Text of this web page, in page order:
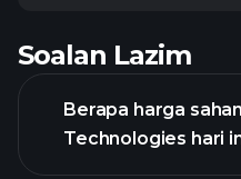
Soalan Lazim
Berapa harga
Technologies hari